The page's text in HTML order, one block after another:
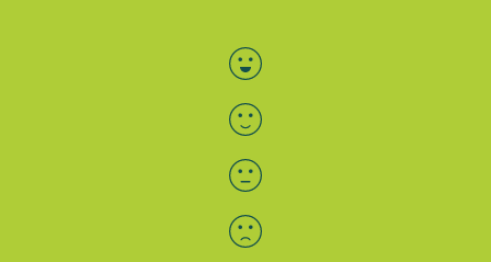
Bewertung auswählen